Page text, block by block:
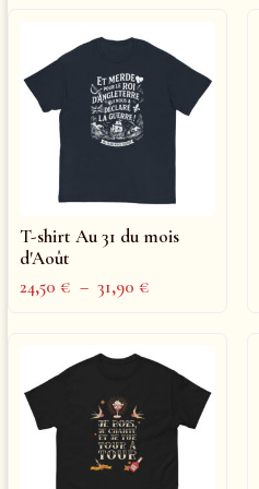
T-shirt Au 31 du mois
d'Août
24,50€ – 31,90€